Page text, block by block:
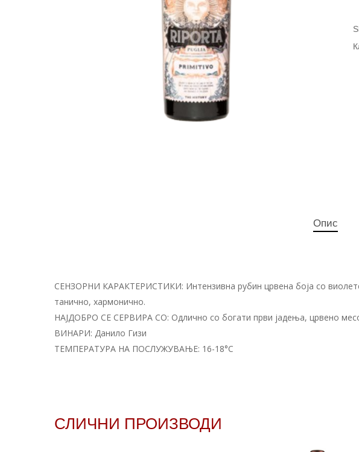
Опис
СЕНЗОРНИ КАРАКТЕРИСТИКИ: Интензивна рубин црвена боја со
танично, хармонично.
НАЈДОБРО СЕ СЕРВИРА СО: Одлично со богати први јадења, црвено
ВИНАРИ: Данило Гизи
ТЕМПЕРАТУРА НА ПОСЛУЖУВАЊЕ: 16-18°C
СЛИЧНИ ПРОИЗВОДИ